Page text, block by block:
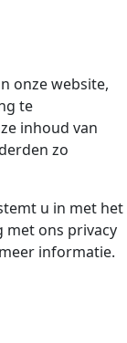
onze website,
te
inhoud van
zo
u in met het
met ons privacy
informatie.